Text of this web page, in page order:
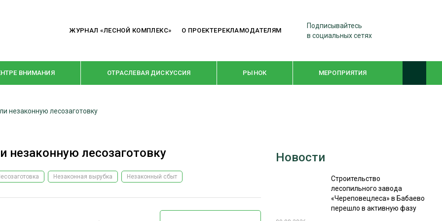
ЖУРНАЛ «ЛЕСНОЙ КОМПЛЕКС» О ПРОЕКТЕРЕКЛАМОДАТЕЛЯМ
Подписывайтесь
в социальных сетях
ВНИМАНИЯ ОТРАСЛЕВАЯ ДИСКУССИЯ РЫНОК МЕРОПРИЯТИЯ
ДОМОСТРОЕНИЕ
КРУПНЫМ ПЛАНОМ
ВЗГЛЯД ИЗНУТРИ
ПРЕДПРИЯТИЯ ЛПК
WOODEX-2021
СУШКА ДРЕВЕСИНЫ
незаконную лесозаготовку
незаконную лесозаготовку
Незаконная вырубка Незаконный сбыт
Новости
Строительство
лесопильного завода
«Череповецлеса» в Бабаево
перешло в активную фазу